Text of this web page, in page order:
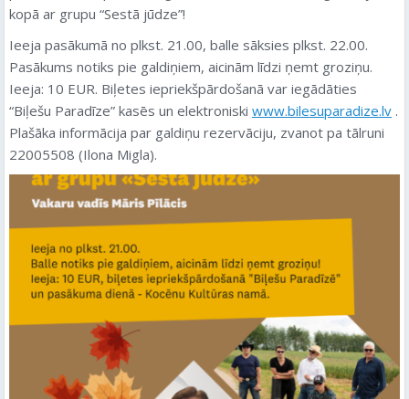
kopā ar grupu “Sestā jūdze”!
Ieeja pasākumā no plkst. 21.00, balle sāksies plkst. 22.00.
Pasākums notiks pie galdiņiem, aicinām līdzi ņemt groziņu.
Ieeja: 10 EUR. Biļetes iepriekšpārdošanā var iegādāties
“Biļešu Paradīze” kasēs un elektroniski www.bilesuparadize.lv .
Plašāka informācija par galdiņu rezervāciju, zvanot pa tālruni
22005508 (Ilona Migla).